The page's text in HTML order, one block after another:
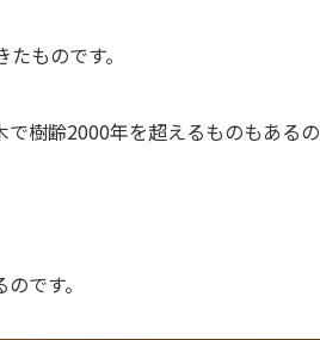
ものです。
樹齢2000年を超えるものもあるの
です。